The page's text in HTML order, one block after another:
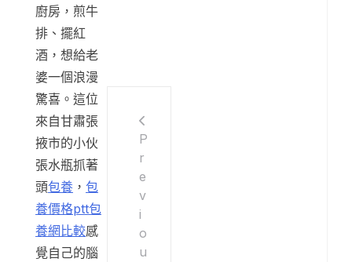
廚房，煎牛
排、擺紅
酒，想給老
婆一個浪漫
驚喜。這位
來自甘肅張
掖市的小伙
張水瓶抓著
頭包養 ， 包
養價格ptt包
養網比較感
覺自己的腦
P
r
e
v
i
o
u